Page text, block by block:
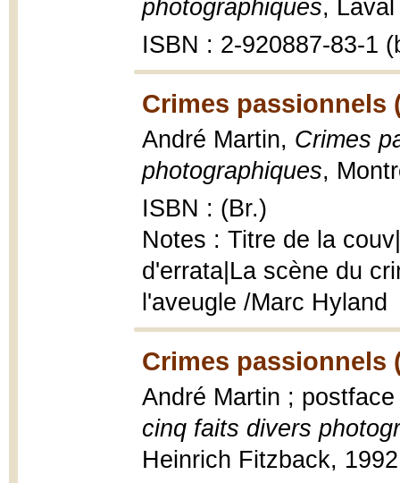
photographiques,
ISBN : 2-920887-83-1
Crimes passionnels
André Martin, Crimes
photographiques,
ISBN : (Br.)
Notes : Titre de la
d'errata|La scène du
l'aveugle /Marc Hyland
Crimes passionnels
André Martin ;
cinq faits divers
Heinrich Fitzback,